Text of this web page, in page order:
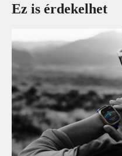
Ez is érdekelhet